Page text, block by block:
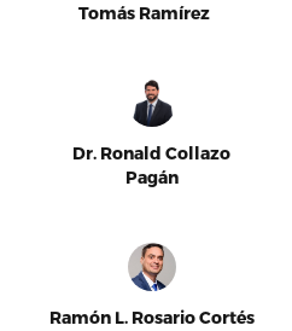
Tomás Ramírez
Dr. Ronald Collazo
Pagán
Ramón L. Rosario Cortés